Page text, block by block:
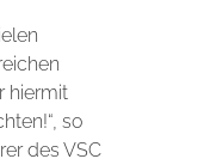
hiermit
so
des VSC